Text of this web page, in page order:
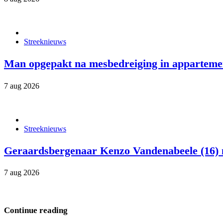
Streeknieuws
Man opgepakt na mesbedreiging in
7 aug 2026
Streeknieuws
Geraardsbergenaar Kenzo Vandenabeele
7 aug 2026
Continue reading